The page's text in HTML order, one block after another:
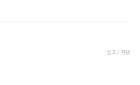
신고 / 차단